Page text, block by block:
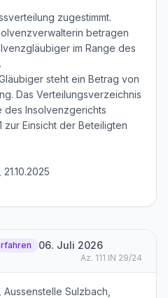
zugestimmt.
betragen
im Range des
steht ein Betrag von
Das Verteilungsverzeichnis
des Insolvenzgerichts
zur Einsicht der Beteiligten
06. Juli 2026
Az. 111 IN 29/24
Sulzbach,